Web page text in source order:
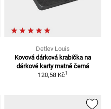
Detlev Louis
Kovová dárková krabička na
dárkové karty matně černá
120,58 Kč1